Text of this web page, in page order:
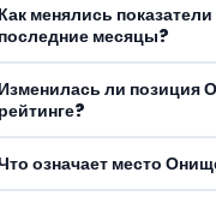
Как менялись
последние месяцы?
Изменилась ли позиция
рейтинге?
означает место